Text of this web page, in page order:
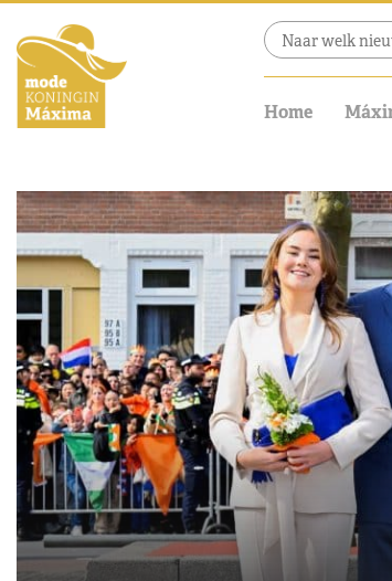
Home